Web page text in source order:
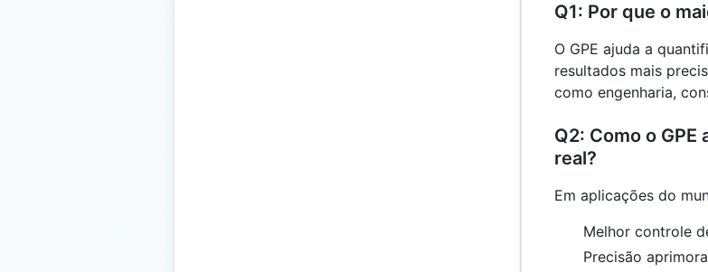
Q1: Por que o
O GPE ajuda a
resultados mais
como engenharia,
Q2: Como o
real?
Em aplicações do
Melhor controle
Precisão